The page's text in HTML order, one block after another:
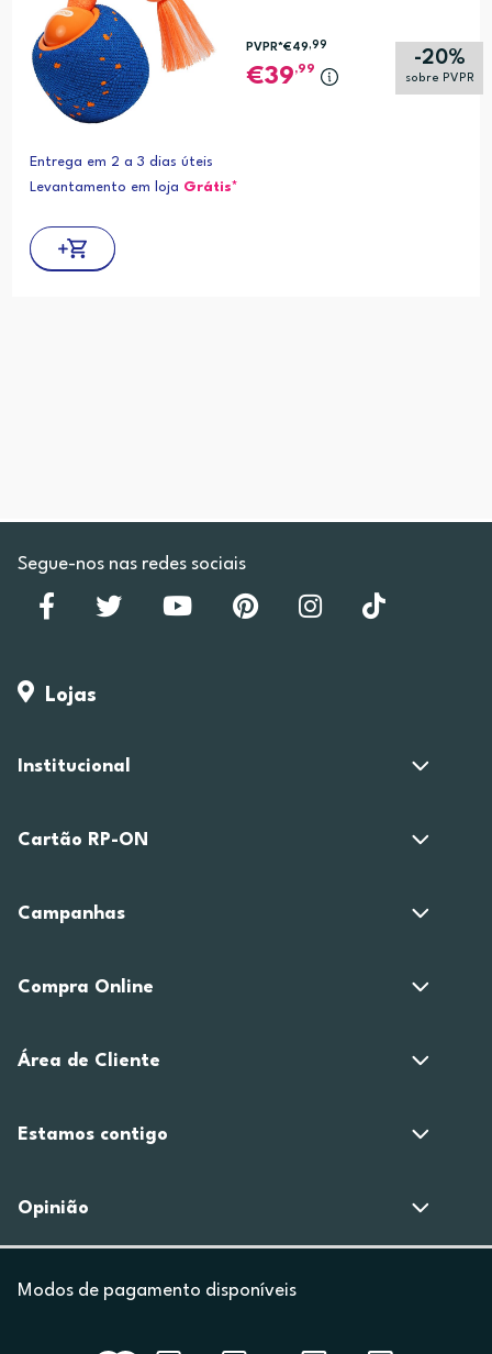
-20%
sobre PVPR
PVPR*€49 ,99
39,99
Entrega em 2 a 3 dias úteis
Levantamento em loja Grátis*
Segue-nos nas redes sociais
Lojas
Institucional
Cartão RP-ON
Campanhas
Compra Online
Área de Cliente
Estamos contigo
Opinião
Modos de pagamento disponíveis